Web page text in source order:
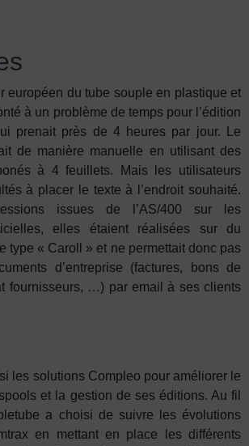
européen du tube souple en plastique et
à un problème de temps pour l’édition
prenait près de 4 heures par jour. Le
de manière manuelle en utilisant des
à 4 feuillets. Mais les utilisateurs
à placer le texte à l’endroit souhaité.
issues de l’AS/400 sur les
elles étaient réalisées sur du
type « Caroll » et ne permettait donc pas
d’entreprise (factures, bons de
fournisseurs, …) par email à ses clients
les solutions Compleo pour améliorer le
et la gestion de ses éditions. Au fil
a choisi de suivre les évolutions
en mettant en place les différents